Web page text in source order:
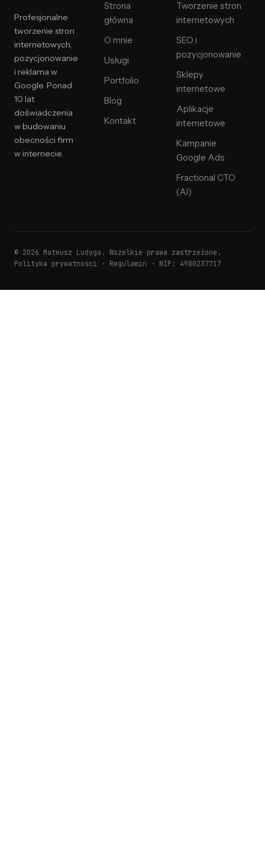
Profesjonalne
tworzenie stron
internetowych,
pozycjonowanie
i reklama w
Google. Ponad
10 lat
doświadczenia
w budowaniu
obecności firm
w internecie.
Strona
główna
O mnie
Usługi
Portfolio
Blog
Kontakt
Tworzenie stron
internetowych
SEO i
pozycjonowanie
Sklepy
internetowe
Aplikacje
internetowe
Kampanie
Google Ads
Fractional CTO
(AI)
© 2026 Mateusz Ludyga. Wszelkie prawa zastrzeżone.
Polityka prywatności · Regulamin · NIP: 4980237717